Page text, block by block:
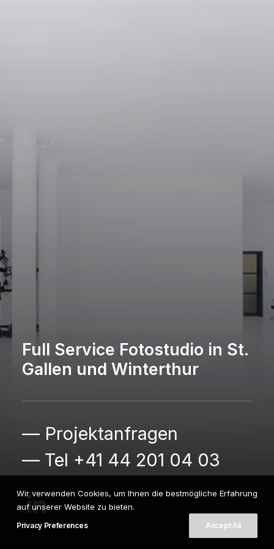
Full Service Fotostudio in St.
Gallen und Winterthur
— Projektanfragen
— Tel +41 44 201 04 03
Wir verwenden Cookies, um Ihnen die bestmögliche Erfahrung
auf unserer Website zu bieten.
Privacy Preferences Accept All